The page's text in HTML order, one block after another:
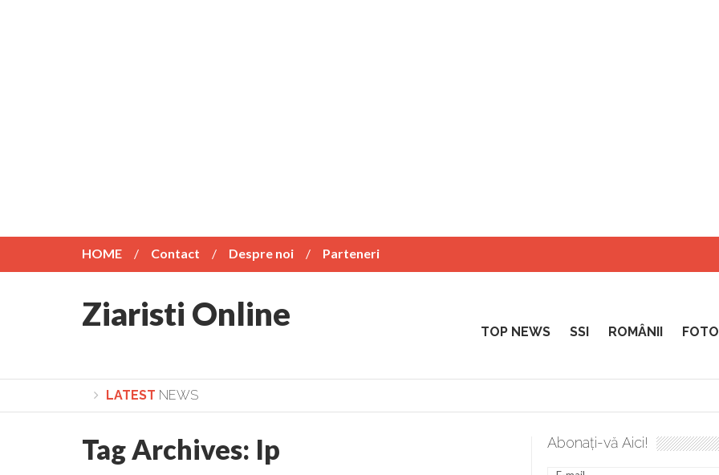
HOME Contact Despre noi Parteneri
Ziaristi Online TOP NEWS SSI ROMÂNII
LATEST NEWS
Lepădarea de sine și urmarea lui Hristos. Calea spre desăvârșire. Gând de duminică de Elena Solunca Moise
Tag Archives: Ip Abonați-vă Aici!